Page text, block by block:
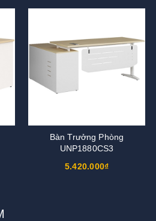
Bàn Trưởng Phòng
UNP1880CS3
5.420.000₫